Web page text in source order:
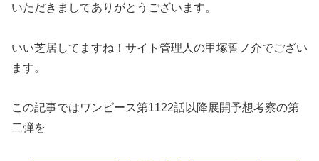
いただきましてありがとうございます。
いい芝居してますね！サイト管理人の甲塚誓ノ介でござい
ます。
この記事ではワンピース第1122話以降展開予想考察の第
二弾を